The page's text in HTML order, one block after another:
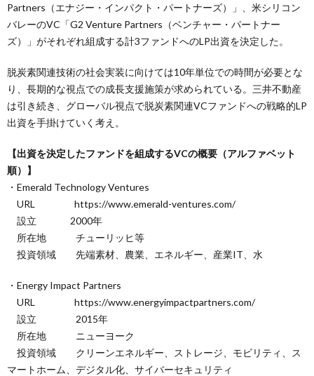
Partners（エナジー・インパクト・パートナーズ）」、米シリコン
バレーのVC「G2 Venture Partners（ベンチャー・パートナー
ズ）」がそれぞれ組成する計3ファンドへのLP出資を決定した。
脱炭素関連技術の社会実装に向けては10年単位での時間が必要とな
り、長期的な視点での成長支援施策が求められている。三井不動産
は引き続き、グローバル視点で脱炭素関連VCファンドへの戦略的LP
出資を手掛けていく考え。
【出資を決定したファンドを組成するVCの概要（アルファベット
順）】
・Emerald Technology Ventures
URL https://www.emerald-ventures.com/
設立 2000年
所在地 チューリッヒ等
投資領域 先端素材、農業、エネルギー、産業IT、水
・Energy Impact Partners
URL https://www.energyimpactpartners.com/
設立 2015年
所在地 ニューヨーク
投資領域 クリーンエネルギー、ストレージ、モビリティ、ス
マートホーム、デジタル化、サイバーセキュリティ